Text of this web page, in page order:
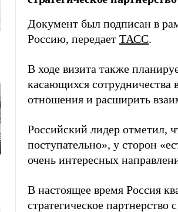
Документ был подписан в
Россию, передает ТАСС.
В ходе визита также
касающихся сотрудничества
отношения и расширить
Российский лидер отметил,
поступательно», у сторон
очень интересных
В настоящее время Россия
стратегическое